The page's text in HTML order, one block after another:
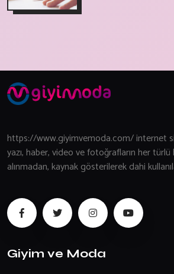
https://www.giyimvemoda.com/ internet
yazı, haber, video ve fotoğrafların her türlü
alınmadan, kaynak gösterilerek dahi
Giyim ve Moda